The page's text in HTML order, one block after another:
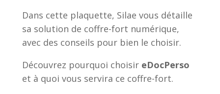
Dans cette plaquette, Silae vous détaille
sa solution de coffre-fort numérique,
avec des conseils pour bien le choisir.
Découvrez pourquoi choisir eDocPerso
et à quoi vous servira ce coffre-fort.